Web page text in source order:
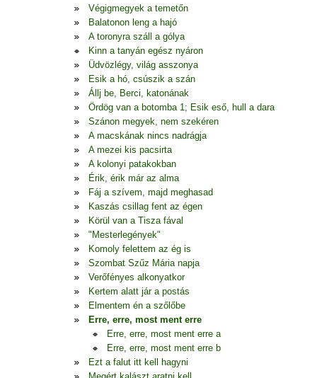
Végigmegyek a temetőn
Balatonon leng a hajó
A toronyra száll a gólya
Kinn a tanyán egész nyáron
Üdvözlégy, világ asszonya
Esik a hó, csúszik a szán
Állj be, Berci, katonának
Ördög van a botomba 1; Esik eső, hull a dara
Szánon megyek, nem szekéren
A macskának nincs nadrágja
A mezei kis pacsirta
A kolonyi patakokban
Érik, érik már az alma
Fáj a szívem, majd meghasad
Kaszás csillag fent az égen
Körül van a Tisza fával
"Mesterlegények"
Komoly felettem az ég is
Szombat Szűz Mária napja
Verőfényes alkonyatkor
Kertem alatt jár a postás
Elmentem én a szőlőbe
Erre, erre, most ment erre
Erre, erre, most ment erre a
Erre, erre, most ment erre b
Ezt a falut itt kell hagyni